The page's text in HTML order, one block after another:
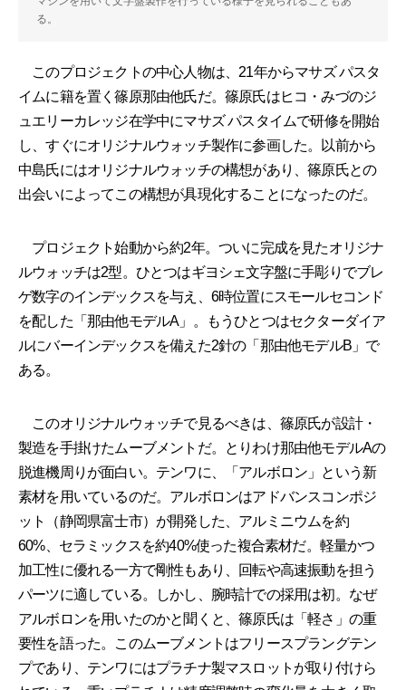
る。
このプロジェクトの中心人物は、21年からマサズ パスタ
イムに籍を置く篠原那由他氏だ。篠原氏はヒコ・みづのジ
ュエリーカレッジ在学中にマサズ パスタイムで研修を開始
し、すぐにオリジナルウォッチ製作に参画した。以前から
中島氏にはオリジナルウォッチの構想があり、篠原氏との
出会いによってこの構想が具現化することになったのだ。
プロジェクト始動から約2年。ついに完成を見たオリジナ
ルウォッチは2型。ひとつはギヨシェ文字盤に手彫りでブレ
ゲ数字のインデックスを与え、6時位置にスモールセコンド
を配した「那由他モデルA」。もうひとつはセクターダイア
ルにバーインデックスを備えた2針の「那由他モデルB」で
ある。
このオリジナルウォッチで見るべきは、篠原氏が設計・
製造を手掛けたムーブメントだ。とりわけ那由他モデルAの
脱進機周りが面白い。テンワに、「アルボロン」という新
素材を用いているのだ。アルボロンはアドバンスコンポジ
ット（静岡県富士市）が開発した、アルミニウムを約
60%、セラミックスを約40%使った複合素材だ。軽量かつ
加工性に優れる一方で剛性もあり、回転や高速振動を担う
パーツに適している。しかし、腕時計での採用は初。なぜ
アルボロンを用いたのかと聞くと、篠原氏は「軽さ」の重
要性を語った。このムーブメントはフリースプラングテン
プであり、テンワにはプラチナ製マスロットが取り付けら